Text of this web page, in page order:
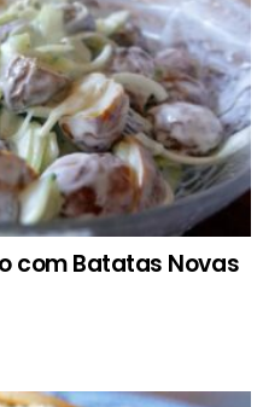
com Batatas Novas